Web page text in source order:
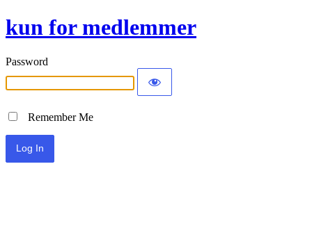
kun for medlemmer
Password
Remember Me